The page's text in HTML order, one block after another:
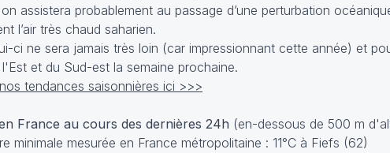
assistera probablement au passage d’une perturbation
l’air très chaud saharien.
ci ne sera jamais très loin (car impressionnant cette année) et
et du Sud-est la semaine prochaine.
tendances saisonnières ici >>>
France au cours des dernières 24h (en-dessous de 500 m
minimale mesurée en France métropolitaine : 11°C à Fiefs (62)